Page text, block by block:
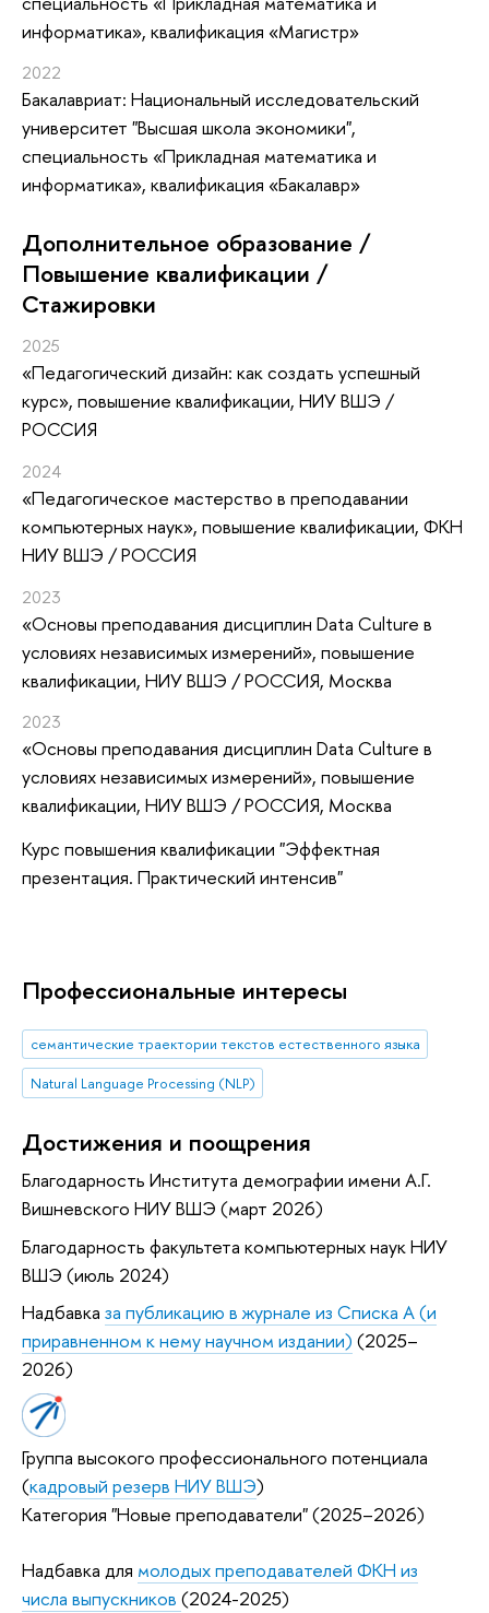
информатика», квалификация «Магистр»
2022
Бакалавриат: Национальный исследовательский
университет "Высшая школа экономики",
специальность «Прикладная математика и
информатика», квалификация «Бакалавр»
Дополнительное образование /
Повышение квалификации /
Стажировки
2025
«Педагогический дизайн: как создать успешный
курс», повышение квалификации, НИУ ВШЭ /
РОССИЯ
2024
«Педагогическое мастерство в преподавании
компьютерных наук», повышение квалификации, ФКН
НИУ ВШЭ / РОССИЯ
2023
«Основы преподавания дисциплин Data Culture в
условиях независимых измерений», повышение
квалификации, НИУ ВШЭ / РОССИЯ, Москва
2023
«Основы преподавания дисциплин Data Culture в
условиях независимых измерений», повышение
квалификации, НИУ ВШЭ / РОССИЯ, Москва
Курс повышения квалификации "Эффектная
презентация. Практический интенсив"
Профессиональные интересы
семантические траектории текстов естественного языка
Natural Language Processing (NLP)
Достижения и поощрения
Благодарность Института демографии имени А.Г.
Вишневского НИУ ВШЭ (март 2026)
Благодарность факультета компьютерных наук НИУ
ВШЭ (июль 2024)
Надбавка за публикацию в журнале из Списка А (и
приравненном к нему научном издании) (2025–
2026)
Группа высокого профессионального потенциала
(кадровый резерв НИУ ВШЭ)
Категория "Новые преподаватели" (2025–2026)
Надбавка для молодых преподавателей ФКН из
числа выпускников (2024-2025)